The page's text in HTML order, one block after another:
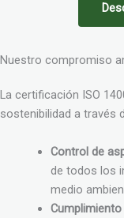
Nuestro compromiso
La certificación ISO
sostenibilidad a través
Control de
de todos los
medio